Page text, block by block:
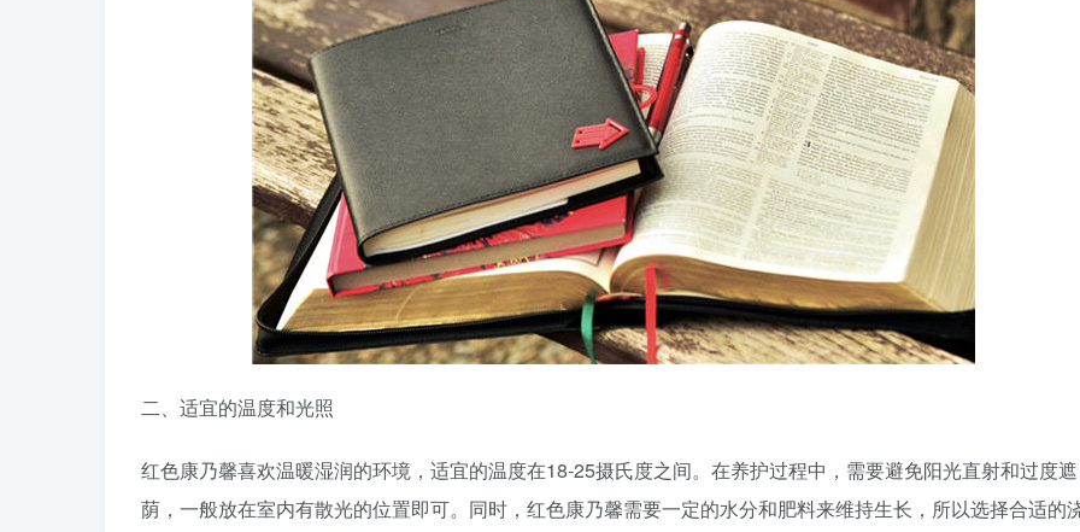
二、适宜的温度和光照
红色康乃馨喜欢温暖湿润的环境，适宜的温度在18-25摄氏度之间。在养护过程中，需要避免阳光直射和过度遮
荫，一般放在室内有散光的位置即可。同时，红色康乃馨需要一定的水分和肥料来维持生长，所以选择合适的